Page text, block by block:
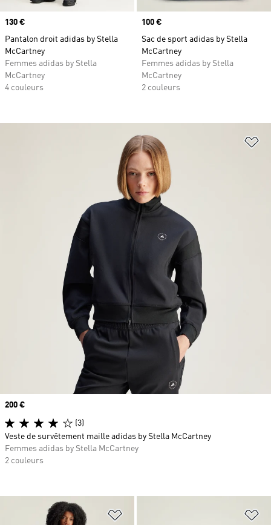
Prix
130 €
Pantalon droit adidas by Stella
McCartney
Femmes adidas by Stella
McCartney
4 couleurs
Prix
100 €
Sac de sport adidas by Stella
McCartney
Femmes adidas by Stella
McCartney
2 couleurs
Ajouter à la Liste de produits
Prix
200 €
(3)
Veste de survêtement maille adidas by Stella McCartney
Femmes adidas by Stella McCartney
2 couleurs